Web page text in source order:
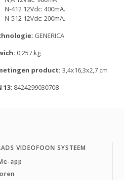
N-412 12Vdc: 400mA.
N-512 12Vdc: 200mA.
GENERICA
0,257 kg
product: 3,4x16,3x2,7 cm
13: 8424299030708
VIDEOFOON SYSTEEM
app